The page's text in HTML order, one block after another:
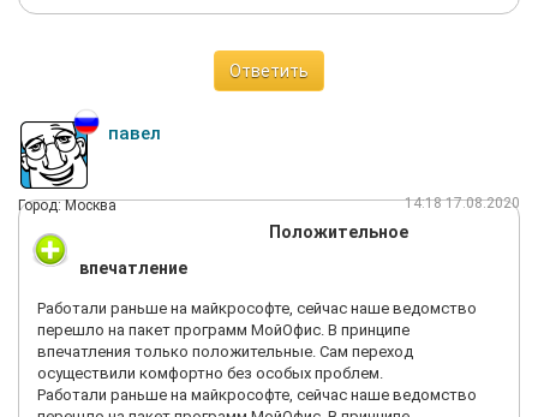
Ответить
павел
Город: Москва 14:18 17.08.2020
Положительное
впечатление
Работали раньше на майкрософте, сейчас наше ведомство
перешло на пакет программ МойОфис. В принципе
впечатления только положительные. Сам переход
осуществили комфортно без особых проблем.
Работали раньше на майкрософте, сейчас наше ведомство